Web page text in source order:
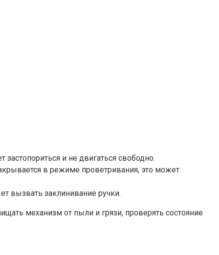
и не двигаться свободно.​
в режиме проветривания, это может
вызвать заклинивание ручки.​
механизм от пыли и грязи, проверять состояние